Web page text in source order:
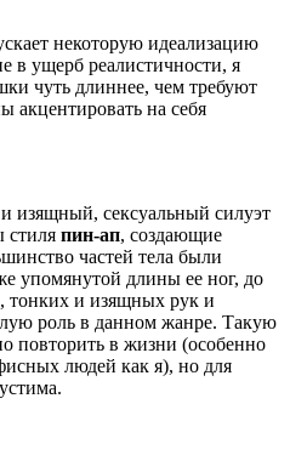
некоторую идеализацию
в ущерб реалистичности, я
чуть длиннее, чем требуют
акцентировать на себя
изящный, сексуальный силуэт
стиля пин-ап, создающие
частей тела были
упомянутой длины ее ног, до
тонких и изящных рук и
роль в данном жанре. Такую
повторить в жизни (особенно
людей как я), но для